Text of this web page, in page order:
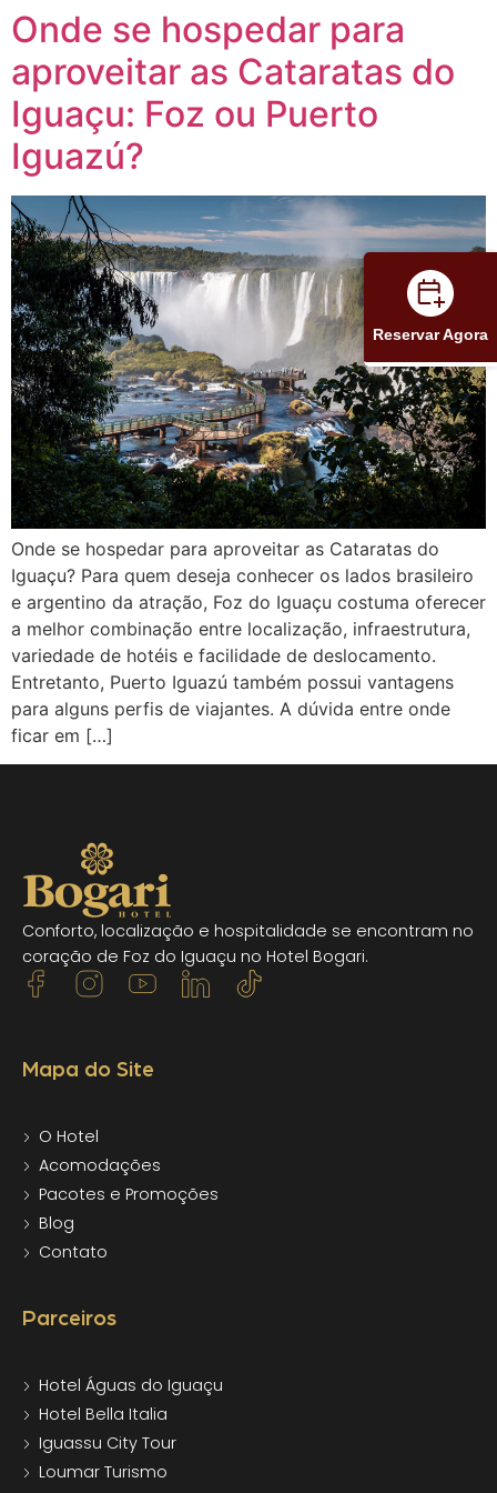
Onde se hospedar para
aproveitar as Cataratas do
Iguaçu: Foz ou Puerto
Iguazú?
Onde se hospedar para aproveitar as Cataratas do
Iguaçu? Para quem deseja conhecer os lados brasileiro
e argentino da atração, Foz do Iguaçu costuma oferecer
a melhor combinação entre localização, infraestrutura,
variedade de hotéis e facilidade de deslocamento.
Entretanto, Puerto Iguazú também possui vantagens
para alguns perfis de viajantes. A dúvida entre onde
ficar em […]
Conforto, localização e hospitalidade se encontram no
coração de Foz do Iguaçu no Hotel Bogari.
Mapa do Site
O Hotel
Acomodações
Pacotes e Promoções
Blog
Contato
Parceiros
Hotel Águas do Iguaçu
Hotel Bella Italia
Iguassu City Tour
Loumar Turismo
Reservar Agora